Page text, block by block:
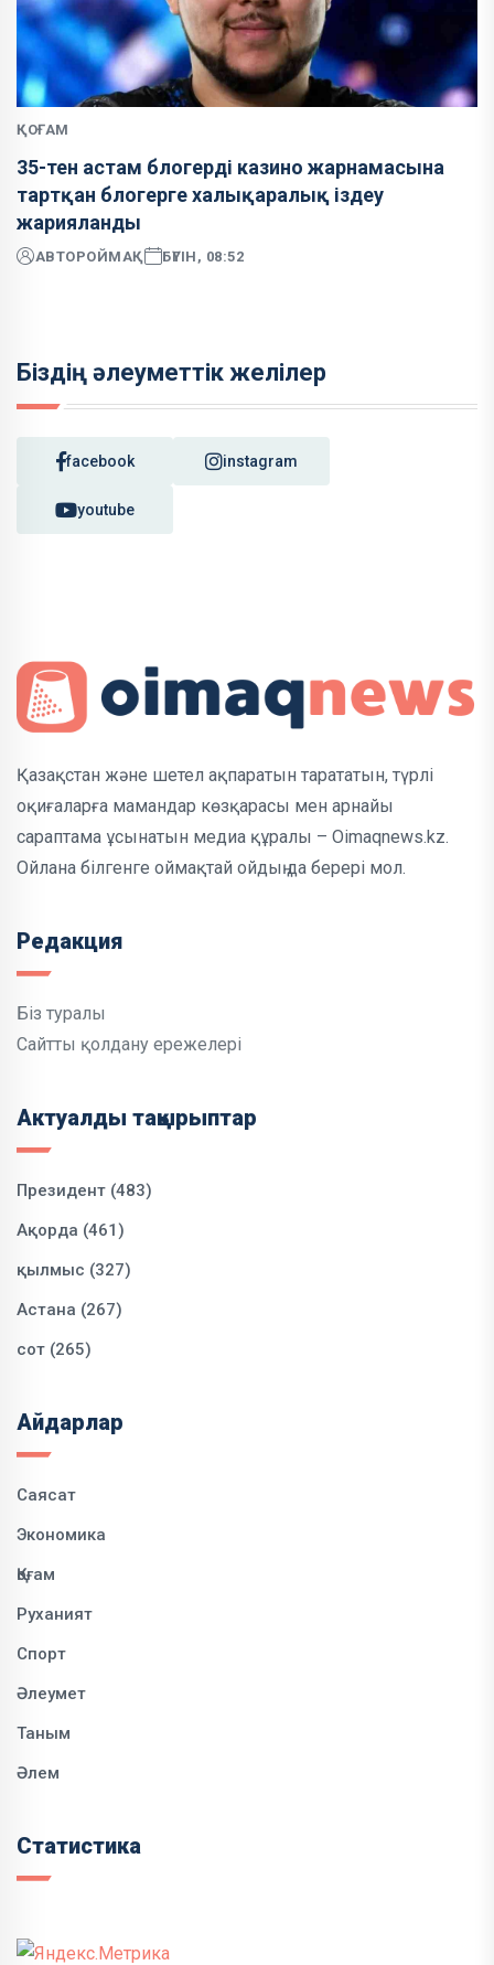
ҚОҒАМ
35-тен астам блогерді казино жарнамасына
тартқан блогерге халықаралық іздеу
жарияланды
АВТОРОЙМАҚ БҮГІН, 08:52
Біздің әлеуметтік желілер
facebook instagram
youtube
Қазақстан және шетел ақпаратын тарататын, түрлі
оқиғаларға мамандар көзқарасы мен арнайы
сараптама ұсынатын медиа құралы – Oimaqnews.kz.
Ойлана білгенге оймақтай ойдың да берері мол.
Редакция
Біз туралы
Сайтты қолдану ережелері
Актуалды тақырыптар
Президент (483)
Ақорда (461)
қылмыс (327)
Астана (267)
сот (265)
Айдарлар
Саясат
Экономика
Қоғам
Руханият
Спорт
Әлеумет
Таным
Әлем
Статистика